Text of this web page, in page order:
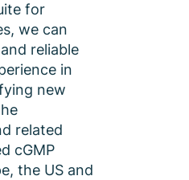
for
we can
reliable
in
new
related
cGMP
the US and